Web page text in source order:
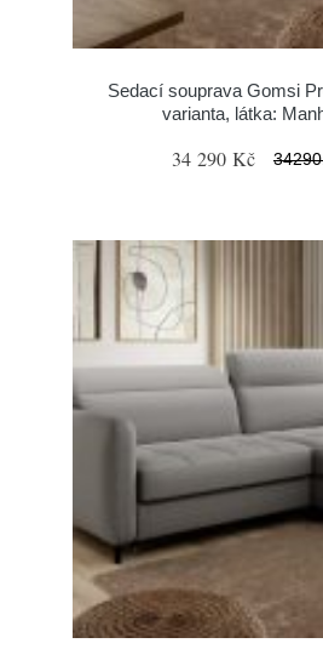
Sedací souprava Gomsi
varianta, látka:
34 290 Kč